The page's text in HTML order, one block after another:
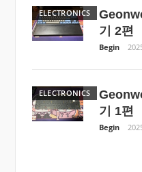
ELECTRONICS
기 2편
Begin
ELECTRONICS
기 1편
Begin